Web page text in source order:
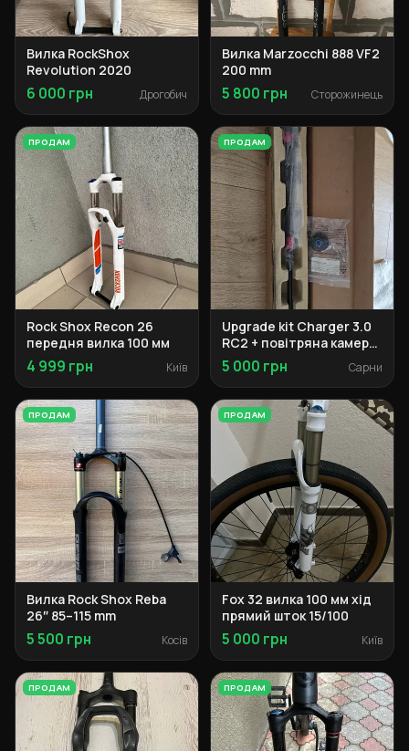
Вилка RockShox
Revolution 2020
6 000 грн Дрогобич
Вилка Marzocchi 888 VF2
200 mm
5 800 грн Сторожинець
ПРОДАМ
Rock Shox Recon 26
передня вилка 100 мм
4 999 грн Київ
ПРОДАМ
Upgrade kit Charger 3.0
RC2 + повітряна камера
140 мм
5 000 грн Сарни
ПРОДАМ
Вилка Rock Shox Reba
26″ 85–115 mm
5 500 грн Косів
ПРОДАМ
Fox 32 вилка 100 мм хід
прямий шток 15/100
5 000 грн Київ
ПРОДАМ ПРОДАМ